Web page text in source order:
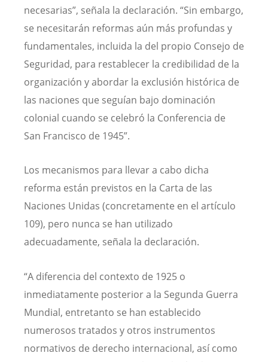
necesarias”, señala la declaración. “Sin embargo,
se necesitarán reformas aún más profundas y
fundamentales, incluida la del propio Consejo de
Seguridad, para restablecer la credibilidad de la
organización y abordar la exclusión histórica de
las naciones que seguían bajo dominación
colonial cuando se celebró la Conferencia de
San Francisco de 1945”.
Los mecanismos para llevar a cabo dicha
reforma están previstos en la Carta de las
Naciones Unidas (concretamente en el artículo
109), pero nunca se han utilizado
adecuadamente, señala la declaración.
“A diferencia del contexto de 1925 o
inmediatamente posterior a la Segunda Guerra
Mundial, entretanto se han establecido
numerosos tratados y otros instrumentos
normativos de derecho internacional, así como